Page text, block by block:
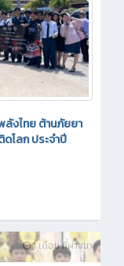
ลังไทย ต้านภัยยา
โลก ประจำปี
1 เดือน ที่ผ่านมา